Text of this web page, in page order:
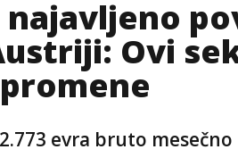
najavljeno
Ovi
evra bruto mesečno